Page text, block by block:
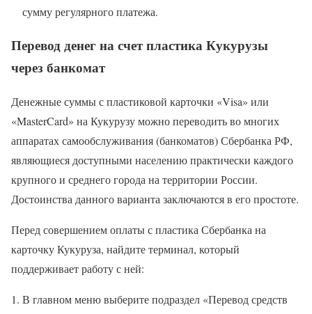
сумму регулярного платежа.
Перевод денег на счет пластика Кукурузы
через банкомат
Денежные суммы с пластиковой карточки «Visa» или
«MasterCard» на Кукурузу можно переводить во многих
аппаратах самообслуживания (банкоматов) Сбербанка РФ,
являющиеся доступными населению практически каждого
крупного и среднего города на территории России.
Достоинства данного варианта заключаются в его простоте.
Перед совершением оплаты с пластика Сбербанка на
карточку Кукуруза, найдите терминал, который
поддерживает работу с ней:
В главном меню выберите подраздел «Перевод средств